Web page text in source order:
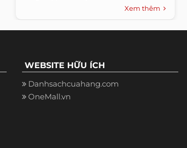
Xem thêm
WEBSITE HỮU ÍCH
Danhsachcuahang.com
OneMall.vn